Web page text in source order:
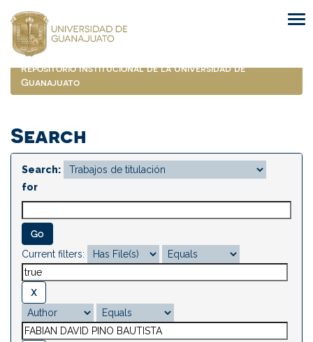
navigation
Repositorio Institucional de la Universidad de
Guanajuato
Search
Search:
for
Current filters: